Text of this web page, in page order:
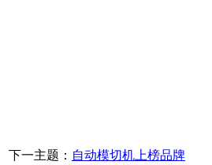
下一主题： 自动模切机上榜品牌